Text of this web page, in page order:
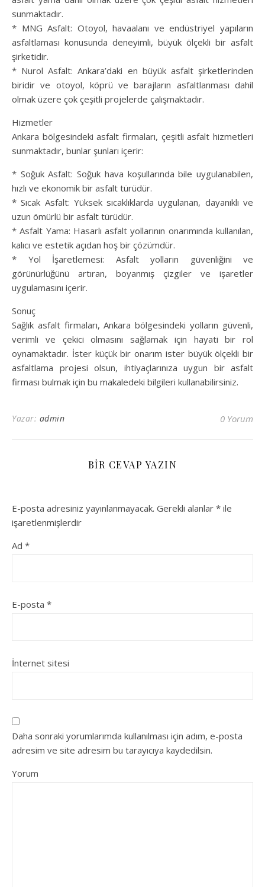
sunmaktadır.
* MNG Asfalt: Otoyol, havaalanı ve endüstriyel yapıların
asfaltlaması konusunda deneyimli, büyük ölçekli bir asfalt
şirketidir.
* Nurol Asfalt: Ankara’daki en büyük asfalt şirketlerinden
biridir ve otoyol, köprü ve barajların asfaltlanması dahil
olmak üzere çok çeşitli projelerde çalışmaktadır.
Hizmetler
Ankara bölgesindeki asfalt firmaları, çeşitli asfalt hizmetleri
sunmaktadır, bunlar şunları içerir:
* Soğuk Asfalt: Soğuk hava koşullarında bile uygulanabilen,
hızlı ve ekonomik bir asfalt türüdür.
* Sıcak Asfalt: Yüksek sıcaklıklarda uygulanan, dayanıklı ve
uzun ömürlü bir asfalt türüdür.
* Asfalt Yama: Hasarlı asfalt yollarının onarımında kullanılan,
kalıcı ve estetik açıdan hoş bir çözümdür.
* Yol İşaretlemesi: Asfalt yolların güvenliğini ve
görünürlüğünü artıran, boyanmış çizgiler ve işaretler
uygulamasını içerir.
Sonuç
Sağlık asfalt firmaları, Ankara bölgesindeki yolların güvenli,
verimli ve çekici olmasını sağlamak için hayati bir rol
oynamaktadır. İster küçük bir onarım ister büyük ölçekli bir
asfaltlama projesi olsun, ihtiyaçlarınıza uygun bir asfalt
firması bulmak için bu makaledeki bilgileri kullanabilirsiniz.
Yazar: admin 0 Yorum
BIR CEVAP YAZIN
E-posta adresiniz yayınlanmayacak. Gerekli alanlar * ile
işaretlenmişlerdir
Ad *
E-posta *
İnternet sitesi
Daha sonraki yorumlarımda kullanılması için adım, e-posta
adresim ve site adresim bu tarayıcıya kaydedilsin.
Yorum